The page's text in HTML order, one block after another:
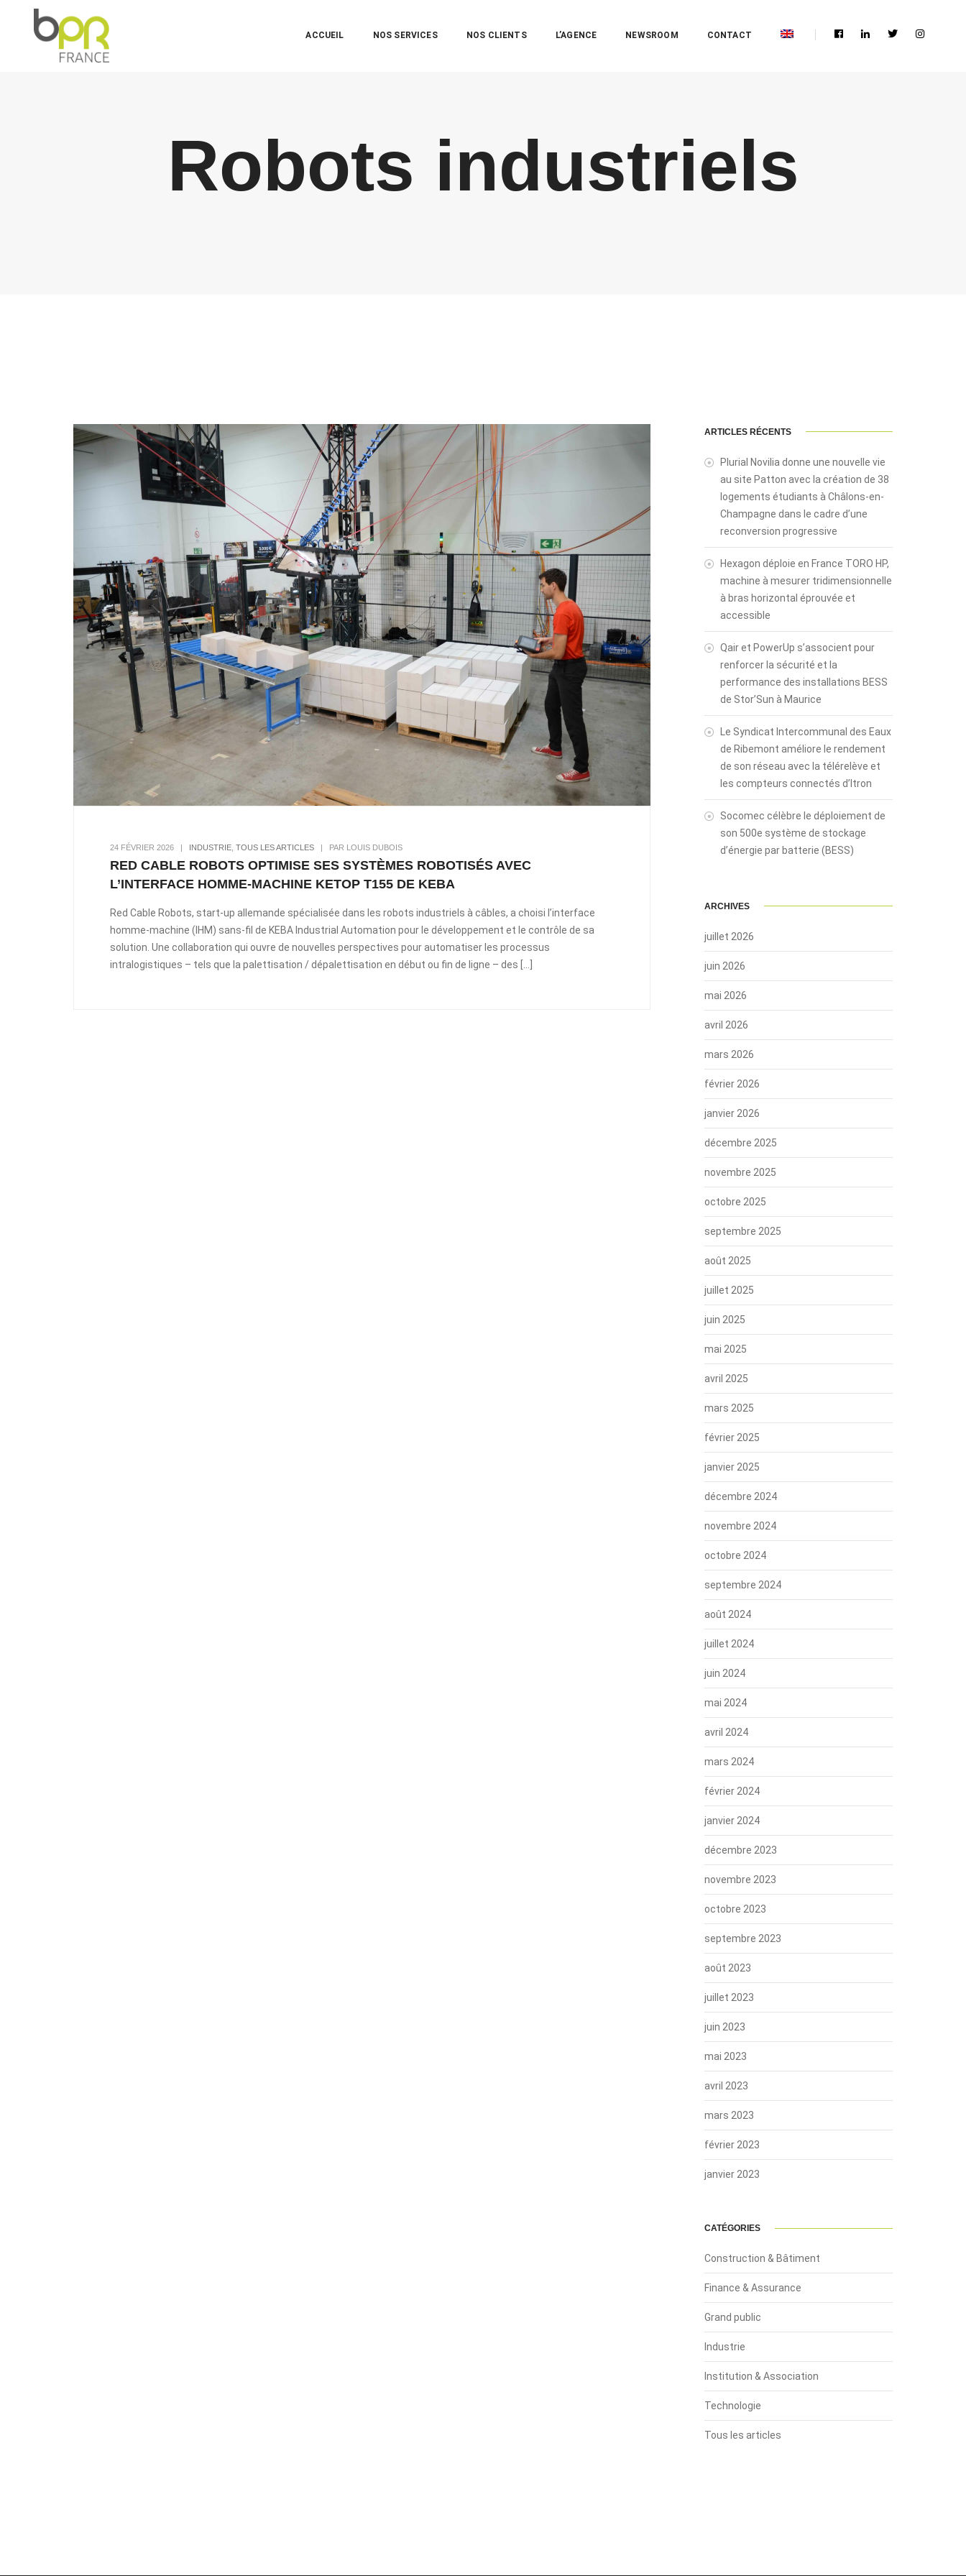
ACCUEIL NOS SERVICES NOS CLIENTS L’AGENCE NEWSROOM CONTACT
Robots industriels
24 FÉVRIER 2026 INDUSTRIE TOUS LES ARTICLES PAR LOUIS DUBOIS
RED CABLE ROBOTS OPTIMISE SES SYSTÈMES ROBOTISÉS AVEC
L’INTERFACE HOMME-MACHINE KETOP T155 DE KEBA
Red Cable Robots, start-up allemande spécialisée dans les robots industriels à câbles, a choisi l’interface
homme-machine (IHM) sans-fil de KEBA Industrial Automation pour le développement et le contrôle de sa
solution. Une collaboration qui ouvre de nouvelles perspectives pour automatiser les processus
intralogistiques – tels que la palettisation / dépalettisation en début ou fin de ligne – des […]
ARTICLES RÉCENTS
Plurial Novilia donne une nouvelle vie
au site Patton avec la création de 38
logements étudiants à Châlons-en-
Champagne dans le cadre d’une
reconversion progressive
Hexagon déploie en France TORO HP,
machine à mesurer tridimensionnelle
à bras horizontal éprouvée et
accessible
Qair et PowerUp s’associent pour
renforcer la sécurité et la
performance des installations BESS
de Stor’Sun à Maurice
Le Syndicat Intercommunal des Eaux
de Ribemont améliore le rendement
de son réseau avec la télérelève et
les compteurs connectés d’Itron
Socomec célèbre le déploiement de
son 500e système de stockage
d’énergie par batterie (BESS)
ARCHIVES
juillet 2026
juin 2026
mai 2026
avril 2026
mars 2026
février 2026
janvier 2026
décembre 2025
novembre 2025
octobre 2025
septembre 2025
août 2025
juillet 2025
juin 2025
mai 2025
avril 2025
mars 2025
février 2025
janvier 2025
décembre 2024
novembre 2024
octobre 2024
septembre 2024
août 2024
juillet 2024
juin 2024
mai 2024
avril 2024
mars 2024
février 2024
janvier 2024
décembre 2023
novembre 2023
octobre 2023
septembre 2023
août 2023
juillet 2023
juin 2023
mai 2023
avril 2023
mars 2023
février 2023
janvier 2023
CATÉGORIES
Construction & Bâtiment
Finance & Assurance
Grand public
Industrie
Institution & Association
Technologie
Tous les articles